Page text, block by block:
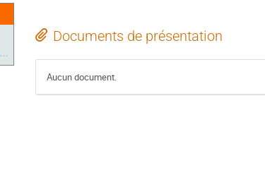
Documents de présentation
Aucun document.